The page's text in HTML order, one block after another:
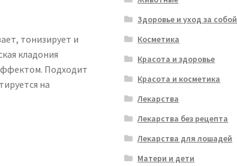
тонизирует и
кладония
Подходит
на
Здоровье и уход за собой
Косметика
Красота и здоровье
Красота и косметика
Лекарства
Лекарства без рецепта
Лекарства для лошадей
Матери и дети